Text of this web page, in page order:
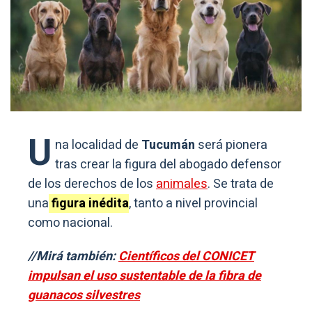
U na localidad de Tucumán será pionera
tras crear la figura del abogado defensor
de los derechos de losanimales. Se trata de
unafigura inédita, tanto a nivel provincial
como nacional.
//Mirá también:Científicos del CONICET
impulsan el uso sustentable de la fibra de
guanacos silvestres